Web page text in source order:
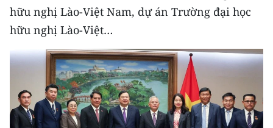
Media Pháp luật
Media Du lịch
Media Thế giới
Media Thể thao
Media Giáo dục
hữu nghị Lào-Việt Nam, dự án Trường đại học
hữu nghị Lào-Việt…